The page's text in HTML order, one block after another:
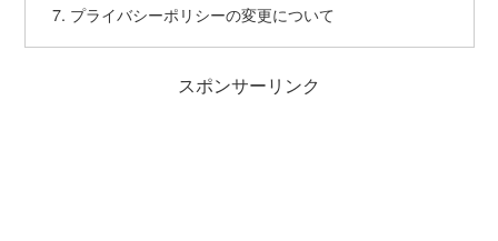
プライバシーポリシーの変更について
スポンサーリンク